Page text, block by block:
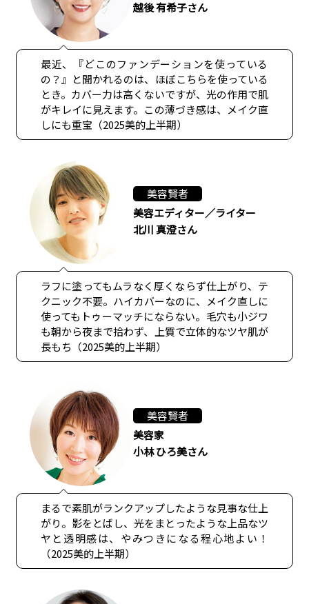
越後 有希子さん
最近、『どこのファンデーションを使っている
の？』と聞かれるのは、ほぼこちらを使っている
とき。カバー力は高くないですが、光の作用で肌
がキレイに見えます。この薄づき感は、メイク直
しにも重宝（2025美的上半期）
美容賢者
美容エディター／ライター
北川 真澄さん
ラフに塗ってもムラなく厚くならず仕上がり、テ
クニック不要。ハイカバーなのに、メイク直しに
使ってもトゥーマッチにならない。毛穴も小ジワ
も朝から夜まで拾わず、上質で立体的なツヤ肌が
長もち（2025美的上半期）
美容賢者
美容家
小林 ひろ美さん
まるで素肌がランクアップしたような見事な仕上
がり。影をとばし、光をまとったような上品なツ
ヤと透明感は、やみつきになる程心地よい！
（2025美的上半期）